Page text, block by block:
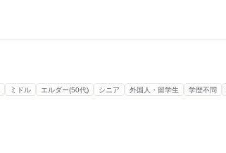
ミドル エルダー(50代) シニア 外国人・留学生 学歴不問